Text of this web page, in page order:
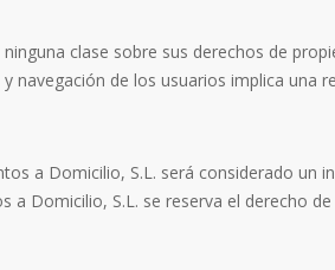
clase sobre sus derechos de
de los usuarios implica una
a Domicilio, S.L. será considerado un
Domicilio, S.L. se reserva el derecho